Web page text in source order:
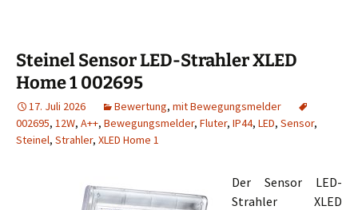
Steinel Sensor LED-Strahler XLED
Home 1 002695
17. Juli 2026 Bewertung, mit Bewegungsmelder
002695, 12W, A++, Bewegungsmelder, Fluter, IP44, LED, Sensor,
Steinel, Strahler, XLED Home 1
Der Sensor LED-
Strahler XLED